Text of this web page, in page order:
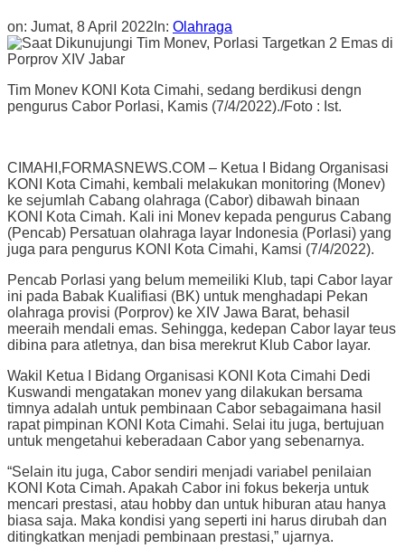
on: Jumat, 8 April 2022 In: Olahraga
Tim Monev KONI Kota Cimahi, sedang berdikusi dengn
pengurus Cabor Porlasi, Kamis (7/4/2022)./Foto : Ist.
CIMAHI,FORMASNEWS.COM – Ketua I Bidang Organisasi
KONI Kota Cimahi, kembali melakukan monitoring (Monev)
ke sejumlah Cabang olahraga (Cabor) dibawah binaan
KONI Kota Cimah. Kali ini Monev kepada pengurus Cabang
(Pencab) Persatuan olahraga layar Indonesia (Porlasi) yang
juga para pengurus KONI Kota Cimahi, Kamsi (7/4/2022).
Pencab Porlasi yang belum memeiliki Klub, tapi Cabor layar
ini pada Babak Kualifiasi (BK) untuk menghadapi Pekan
olahraga provisi (Porprov) ke XIV Jawa Barat, behasil
meeraih mendali emas. Sehingga, kedepan Cabor layar teus
dibina para atletnya, dan bisa merekrut Klub Cabor layar.
Wakil Ketua I Bidang Organisasi KONI Kota Cimahi Dedi
Kuswandi mengatakan monev yang dilakukan bersama
timnya adalah untuk pembinaan Cabor sebagaimana hasil
rapat pimpinan KONI Kota Cimahi. Selai itu juga, bertujuan
untuk mengetahui keberadaan Cabor yang sebenarnya.
“Selain itu juga, Cabor sendiri menjadi variabel penilaian
KONI Kota Cimah. Apakah Cabor ini fokus bekerja untuk
mencari prestasi, atau hobby dan untuk hiburan atau hanya
biasa saja. Maka kondisi yang seperti ini harus dirubah dan
ditingkatkan menjadi pembinaan prestasi,” ujarnya.